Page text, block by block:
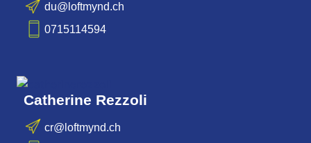
du@loftmynd.ch
0715114594
Catherine Rezzoli
cr@loftmynd.ch